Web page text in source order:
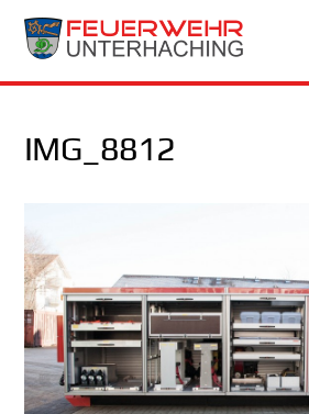
Skip
IMG_8812